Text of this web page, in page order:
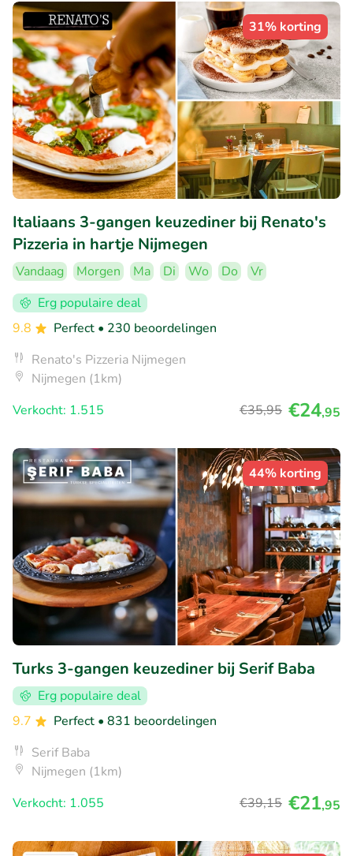
31% korting
Italiaans 3-gangen keuzediner bij Renato's
Pizzeria in hartje Nijmegen
Vandaag Morgen Ma Di Wo Do
Vr
Erg populaire deal
9.8
Perfect • 230 beoordelingen
Renato's Pizzeria Nijmegen
Nijmegen (1km)
Verkocht: 1.515
€35,95 €24,95
44% korting
Turks 3-gangen keuzediner bij Serif Baba
Erg populaire deal
9.7
Perfect • 831 beoordelingen
Serif Baba
Nijmegen (1km)
Verkocht: 1.055
€39,15 €21,95